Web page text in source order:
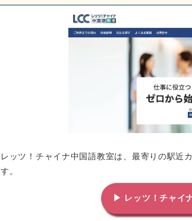
レッツ！チャイナ中国語教室は、最寄りの駅近
す。
▶ レッツ！チャイ